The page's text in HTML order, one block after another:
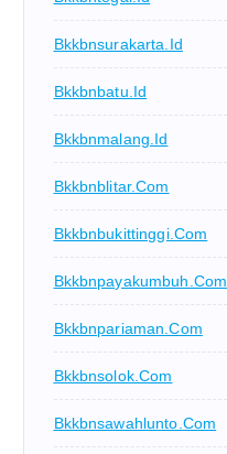
Bkkbnsurakarta.id
Bkkbnbatu.id
Bkkbnmalang.id
Bkkbnblitar.com
Bkkbnbukittinggi.com
Bkkbnpayakumbuh.com
Bkkbnpariaman.com
Bkkbnsolok.com
Bkkbnsawahlunto.com